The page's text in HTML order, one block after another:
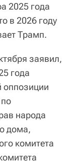
2025 года
в 2026 году
Трамп.
заявил,
года
оппозиции
народа
дома,
комитета